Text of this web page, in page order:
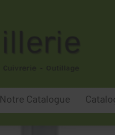
Notre Catalogue